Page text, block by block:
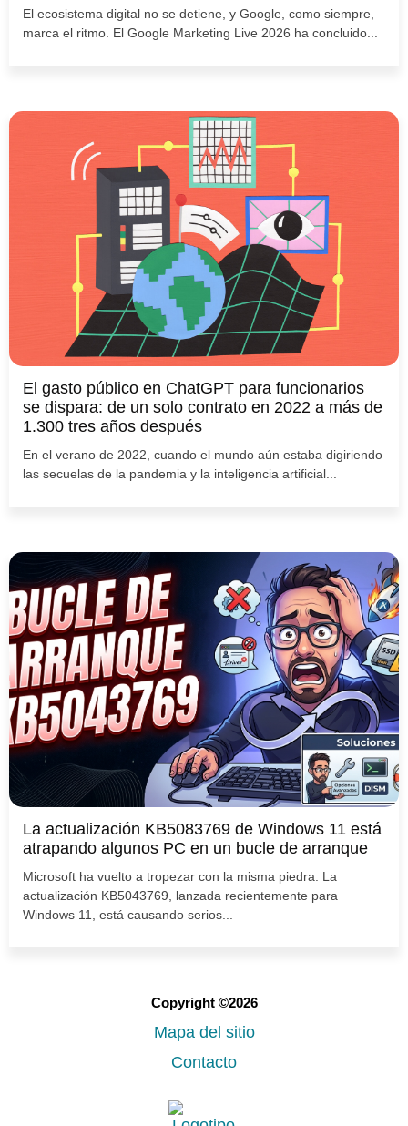
El ecosistema digital no se detiene, y Google, como siempre,
marca el ritmo. El Google Marketing Live 2026 ha concluido...
El gasto público en ChatGPT para funcionarios
se dispara: de un solo contrato en 2022 a más de
1.300 tres años después
En el verano de 2022, cuando el mundo aún estaba digiriendo
las secuelas de la pandemia y la inteligencia artificial...
La actualización KB5083769 de Windows 11 está
atrapando algunos PC en un bucle de arranque
Microsoft ha vuelto a tropezar con la misma piedra. La
actualización KB5043769, lanzada recientemente para
Windows 11, está causando serios...
Copyright ©2026
Mapa del sitio
Contacto